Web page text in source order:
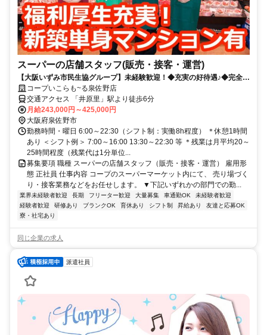
スーパーの店舗スタッフ(販売・接客・運営)
【大阪いずみ市民生協グループ】未経験歓迎！◆充実の好待遇♪◆完全週
休2日♪◆引越しを伴う転勤ナシ！
コープいこらも~る泉佐野店
交通アクセス 「井原里」駅より徒歩6分
月給243,000円～425,000円
大阪府泉佐野市
勤務時間・曜日 6:00～22:30（シフト制：実働8h程度） ＊休憩1時間
あり ＜シフト例＞ 7:00～16:00 13:30～22:30 等 ＊残業は月平均20～
25時間程度（残業代は1分単位...
募集要項 職種 スーパーの店舗スタッフ（販売・接客・運営） 雇用形
態 正社員 仕事内容 コープのスーパーマーケット内にて、 売り場づく
り・接客業務などをお任せします。 ▼下記いずれかの部門での勤...
業界未経験者歓迎 長期 フリーター歓迎 大量募集 車通勤OK
未経験者歓迎
経験者歓迎
研修あり ブランクOK 育休あり シフト制 昇給あり
友達と応募OK
寮・社宅あり
同じ企業の求人
派遣社員